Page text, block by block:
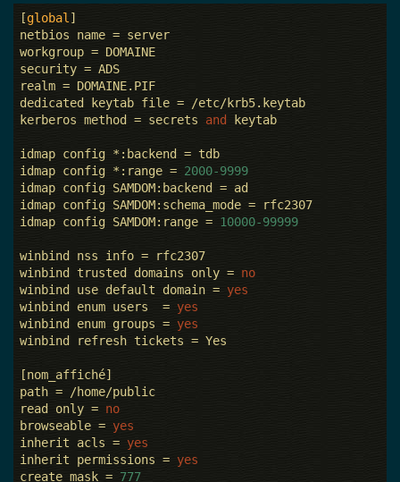
[global ]
netbios name = server
workgroup = DOMAINE
security = ADS
realm = DOMAINE.PIF
dedicated keytab file = /etc/krb5.keytab
kerberos method = secrets and keytab
idmap config *:backend = tdb
idmap config *:range = 2000-9999
idmap config SAMDOM:backend = ad
idmap config SAMDOM:schema_mode = rfc2307
idmap config SAMDOM:range = 10000-99999
winbind nss info = rfc2307
winbind trusted domains only = no
winbind use default domain = yes
winbind enum users  = yes
winbind enum groups = yes
winbind refresh tickets = Yes
[nom_affiché]
path = /home/public
read only = no
browseable = yes
inherit acls = yes
inherit permissions = yes
create mask = 777